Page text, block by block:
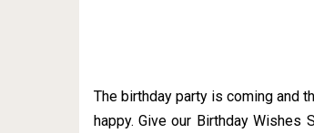
The birthday party is coming and
happy. Give our Birthday Wishes